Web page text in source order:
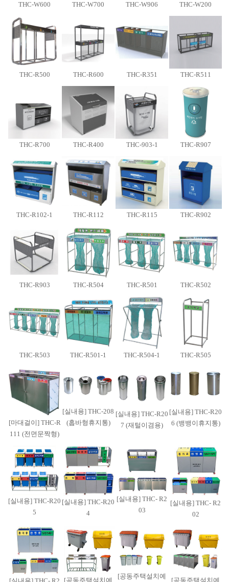
THC-W600 THC-W700 THC-W906 THC-W200
THC-R500 THC-R600 THC-R351 THC-R511
THC-R700 THC-R400 THC-903-1 THC-R907
THC-R102-1 THC-R112 THC-R115 THC-R902
THC-R903 THC-R504 THC-R501 THC-R502
THC-R503 THC-R501-1 THC-R504-1 THC-R505
[마대걸이] THC-R
111 (전면문짝형)
[실내용] THC-208
(홉바형휴지통)
[실내용] THC-R20
7 (재털이겸용)
[실내용] THC-R20
6 (뱅뱅이휴지통)
[실내용] THC-R20
5
[실내용] THC-R20
4
[실내용] THC- R2
03
[실내용] THC- R2
02
[공동주택설치예
[공동주택설치예
[공동주택설치예